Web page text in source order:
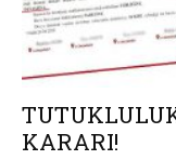
KARARI!